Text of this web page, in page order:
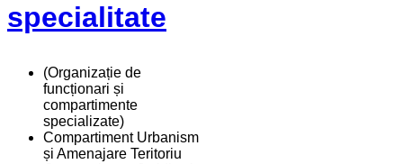
specialitate
(Organizație de
funcționari și
compartimente
specializate)
Compartiment Urbanism
și Amenajare Teritoriu